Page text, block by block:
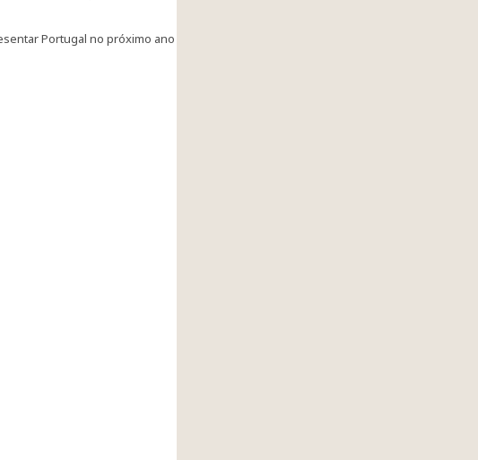
Portugal no próximo ano